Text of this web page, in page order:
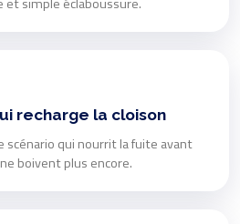
recharge la cloison
scénario qui nourrit la fuite avant
boivent plus encore.